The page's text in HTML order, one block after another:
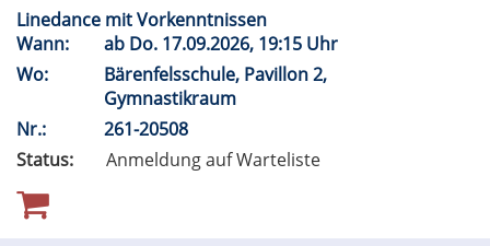
Linedance mit Vorkenntnissen
Wann:
ab Do. 17.09.2026, 19:15 Uhr
Wo:
Bärenfelsschule, Pavillon 2,
Gymnastikraum
Nr.:
261-20508
Status:
Anmeldung auf Warteliste